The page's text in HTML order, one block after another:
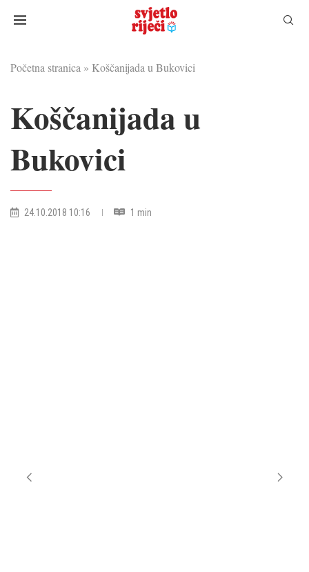
Početna stranica » Koščanijada u Bukovici
Koščanijada u
Bukovici
24.10.2018 10:16 1 min